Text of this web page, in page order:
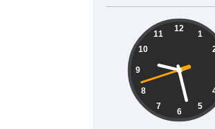
09:27:43 12
1
5
6
7
8
9
10
11